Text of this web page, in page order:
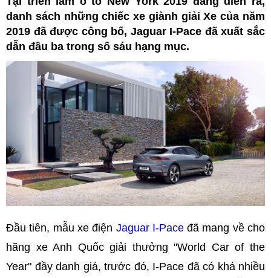
danh sách những chiếc xe giành giải Xe của năm
2019 đã được công bố, Jaguar I-Pace đã xuất sắc
dẫn đầu ba trong số sáu hạng mục.
Đầu tiên, mẫu xe điện Jaguar I-Paceđã mang về cho
hãng xe Anh Quốc giải thưởng "World Car of the
Year" đầy danh giá, trước đó, I-Pace đã có khá nhiều